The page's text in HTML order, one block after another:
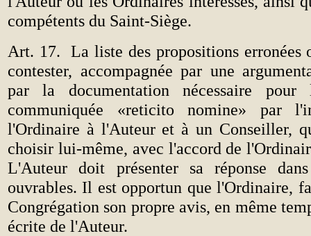
compétents du Saint-Siège.
Art. 17.
La liste des propositions erronées
contester, accompagnée par une
par la documentation nécessaire pour
communiquée «reticito nomine»
par
l'Ordinaire à l'Auteur et à un Conseiller,
choisir lui-même, avec l'accord de
L'Auteur doit présenter sa réponse
ouvrables. Il est opportun que l'Ordinaire,
Congrégation son propre avis, en même
écrite de l'Auteur.